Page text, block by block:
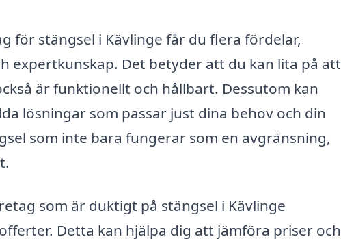
för stängsel i Kävlinge får du flera fördelar,
expertkunskap. Det betyder att du kan lita på att
är funktionellt och hållbart. Dessutom kan
lösningar som passar just dina behov och din
som inte bara fungerar som en avgränsning,
som är duktigt på stängsel i Kävlinge
Detta kan hjälpa dig att jämföra priser och